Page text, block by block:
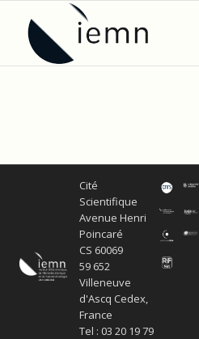
Cité
Scientifique
Avenue Henri
Poincaré
CS 60069
59 652
Villeneuve
d'Ascq Cedex,
France
Tel : 03 20 19 79